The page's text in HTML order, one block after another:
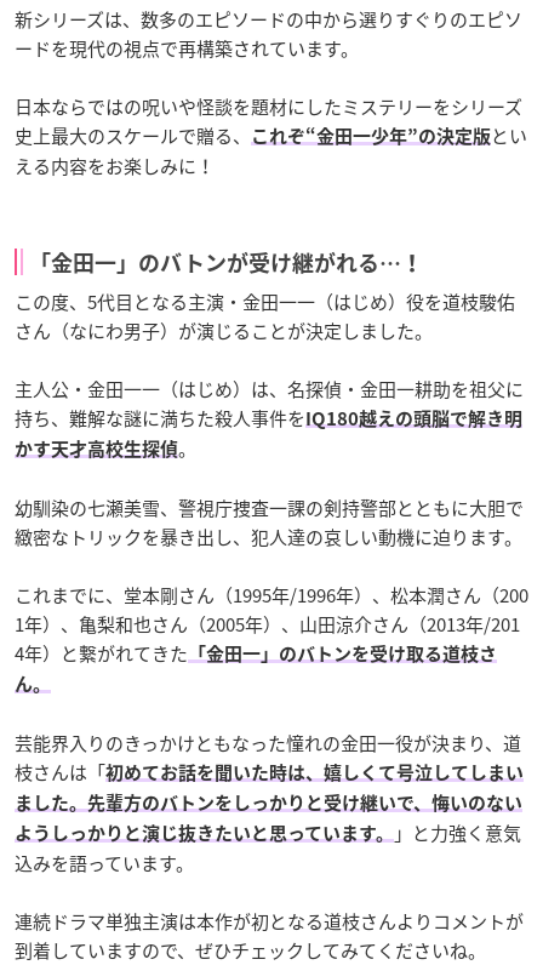
新シリーズは、数多のエピソードの中から選りすぐりのエピソ
ードを現代の視点で再構築されています。
日本ならではの呪いや怪談を題材にしたミステリーをシリーズ
史上最大のスケールで贈る、
これぞ“金田一少年”の決定版とい
える内容をお楽しみに！
「金田一」のバトンが受け継がれる…！
この度、5代目となる主演・金田一一（はじめ）役を道枝駿佑
さん（なにわ男子）が演じることが決定しました。
主人公・金田一一（はじめ）は、名探偵・金田一耕助を祖父に
持ち、難解な謎に満ちた殺人事件を IQ180越えの頭脳で解き明
かす天才高校生探偵。
幼馴染の七瀬美雪、警視庁捜査一課の剣持警部とともに大胆で
緻密なトリックを暴き出し、犯人達の哀しい動機に迫ります。
これまでに、堂本剛さん（1995年/1996年）、松本潤さん（200
1年）、亀梨和也さん（2005年）、山田涼介さん（2013年/201
4年）と繋がれてきた 「金田一」のバトンを受け取る道枝さ
ん。
芸能界入りのきっかけともなった憧れの金田一役が決まり、道
枝さんは「初めてお話を聞いた時は、嬉しくて号泣してしまい
ました。先輩方のバトンをしっかりと受け継いで、悔いのない
ようしっかりと演じ抜きたいと思っています。
」と力強く意気
込みを語っています。
連続ドラマ単独主演は本作が初となる道枝さんよりコメントが
到着していますので、ぜひチェックしてみてくださいね。